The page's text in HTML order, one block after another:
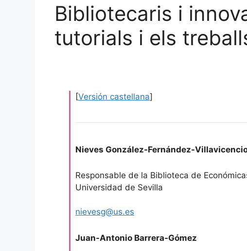
Bibliotecaris i
tutorials i els
[Versión castellana]
Nieves González-Fernández-
Responsable de la Biblioteca de
Universidad de Sevilla
nievesg@us.es
Juan-Antonio Barrera-Gómez